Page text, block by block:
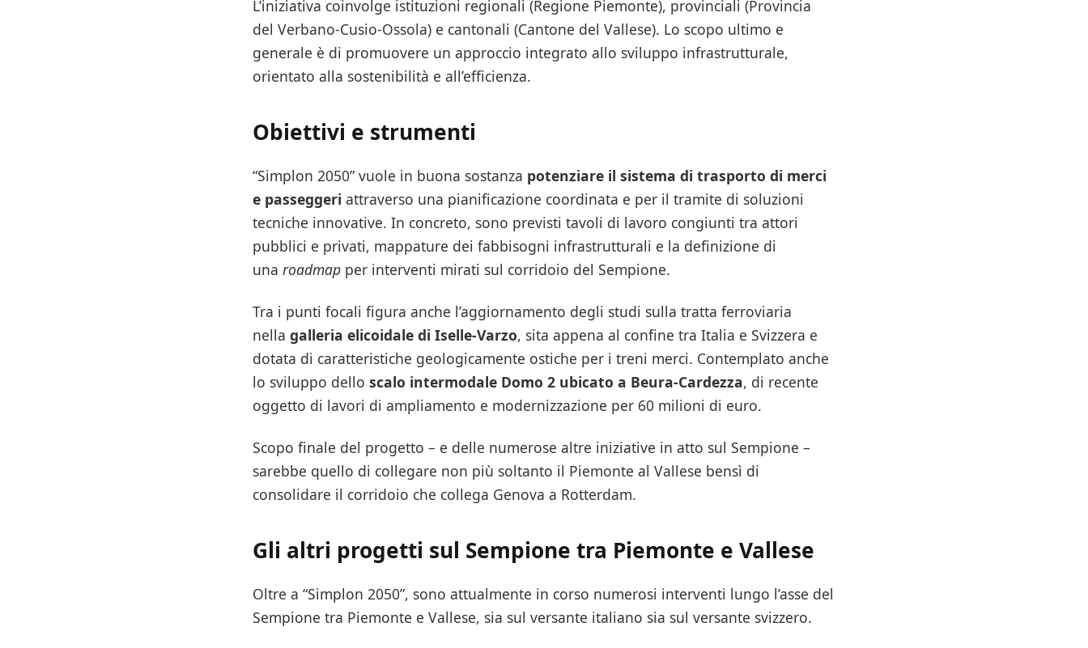
L’iniziativa coinvolge istituzioni regionali (Regione Piemonte), provinciali (Provincia
del Verbano-Cusio-Ossola) e cantonali (Cantone del Vallese). Lo scopo ultimo e
generale è di promuovere un approccio integrato allo sviluppo infrastrutturale,
orientato alla sostenibilità e all’efficienza.
Obiettivi e strumenti
“Simplon 2050” vuole in buona sostanza potenziare il sistema di trasporto di merci
e passeggeri attraverso una pianificazione coordinata e per il tramite di soluzioni
tecniche innovative. In concreto, sono previsti tavoli di lavoro congiunti tra attori
pubblici e privati, mappature dei fabbisogni infrastrutturali e la definizione di
una roadmap per interventi mirati sul corridoio del Sempione.
Tra i punti focali figura anche l’aggiornamento degli studi sulla tratta ferroviaria
nella galleria elicoidale di Iselle-Varzo, sita appena al confine tra Italia e Svizzera e
dotata di caratteristiche geologicamente ostiche per i treni merci. Contemplato anche
lo sviluppo dello scalo intermodale Domo 2 ubicato a Beura-Cardezza, di recente
oggetto di lavori di ampliamento e modernizzazione per 60 milioni di euro.
Scopo finale del progetto – e delle numerose altre iniziative in atto sul Sempione –
sarebbe quello di collegare non più soltanto il Piemonte al Vallese bensì di
consolidare il corridoio che collega Genova a Rotterdam.
Gli altri progetti sul Sempione tra Piemonte e Vallese
Oltre a “Simplon 2050”, sono attualmente in corso numerosi interventi lungo l’asse del
Sempione tra Piemonte e Vallese, sia sul versante italiano sia sul versante svizzero.